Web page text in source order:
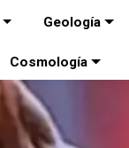
Geología
Cosmología